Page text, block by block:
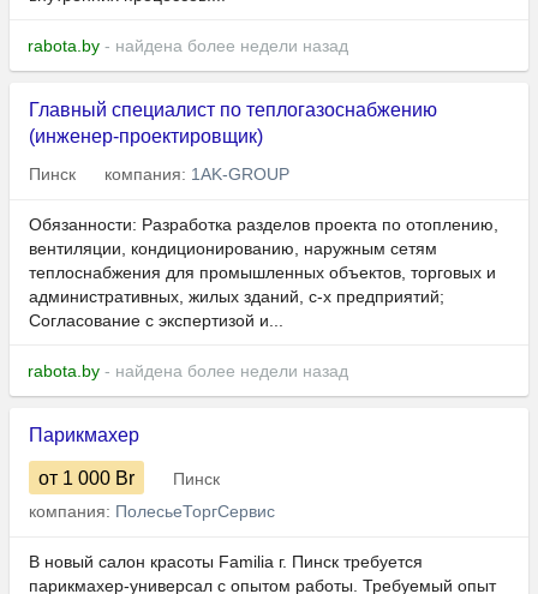
rabota.by - найдена более недели назад
Главный специалист по теплогазоснабжению
(инженер-проектировщик)
Пинск компания: 1AK-GROUP
Обязанности: Разработка разделов проекта по отоплению,
вентиляции, кондиционированию, наружным сетям
теплоснабжения для промышленных объектов, торговых и
административных, жилых зданий, с-х предприятий;
Согласование с экспертизой и...
rabota.by - найдена более недели назад
Парикмахер
от 1 000 Br
Пинск
компания: ПолесьеТоргСервис
​​​​В новый салон красоты Familia г. Пинск требуется
парикмахер-универсал с опытом работы. Требуемый опыт